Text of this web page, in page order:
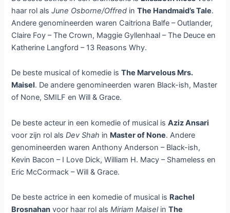
haar rol alsJune Osborne/Offred inThe Handmaid’s Tale.
Andere genomineerden waren Caitriona Balfe – Outlander,
Claire Foy – The Crown, Maggie Gyllenhaal – The Deuce en
Katherine Langford – 13 Reasons Why.
De beste musical of komedie isThe Marvelous Mrs.
Maisel. De andere genomineerden waren Black-ish, Master
of None, SMILF en Will & Grace.
De beste acteur in een komedie of musical isAziz Ansari
voor zijn rol als Dev Shah in Master of None. Andere
genomineerden waren Anthony Anderson – Black-ish,
Kevin Bacon – I Love Dick, William H. Macy – Shameless en
Eric McCormack – Will & Grace.
De beste actrice in een komedie of musical is Rachel
Brosnahan voor haar rol als Miriam MaiselinThe